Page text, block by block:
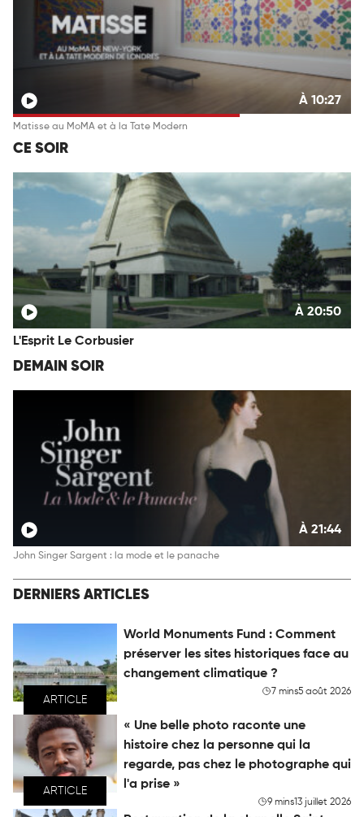
À 10:27
Matisse au MoMA et à la Tate Modern
CE SOIR
À 20:50
L'Esprit Le Corbusier
DEMAIN SOIR
À 21:44
John Singer Sargent : la mode et le panache
DERNIERS ARTICLES
ARTICLE
World Monuments Fund : Comment
préserver les sites historiques face au
changement climatique ?
7 mins5 août 2026
ARTICLE
« Une belle photo raconte une
histoire chez la personne qui la
regarde, pas chez le photographe qui
l'a prise »
9 mins13 juillet 2026